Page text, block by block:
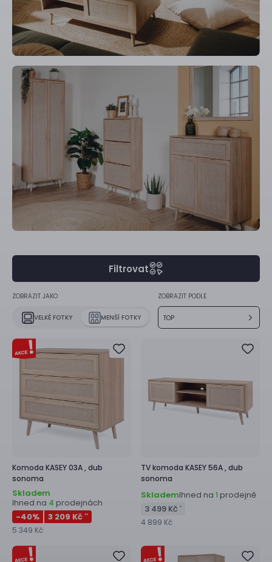
Filtrovat
ZOBRAZIT JAKO
VELKÉ FOTKY MENŠÍ FOTKY
ZOBRAZIT PODLE
TOP
Komoda KASEY 03A , dub
sonoma
Skladem
Ihned na 4 prodejnách
-40% 3 209 Kč **
5 349 Kč
TV komoda KASEY 56A , dub
sonoma
SklademIhned na 1 prodejně
3 499 Kč *
4 899 Kč